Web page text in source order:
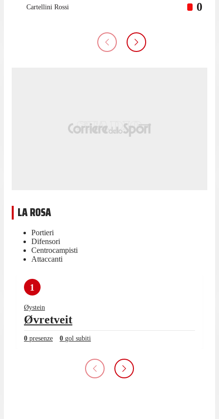
Cartellini Rossi 0
LA ROSA
Portieri
Difensori
Centrocampisti
Attaccanti
1
Øystein
Øvretveit
0 presenze 0 gol subiti